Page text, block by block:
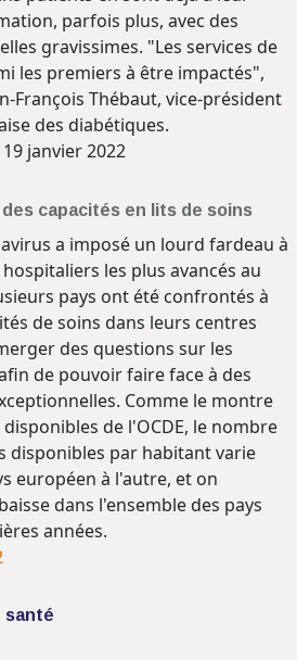
parfois plus, avec des
gravissimes. "Les services de
les premiers à être impactés",
François Thébaut, vice-président
des diabétiques.
janvier 2022
capacités en lits de soins
a imposé un lourd fardeau à
les plus avancés au
pays ont été confrontés à
de soins dans leurs centres
des questions sur les
de pouvoir faire face à des
Comme le montre
de l'OCDE, le nombre
disponibles par habitant varie
européen à l'autre, et on
dans l'ensemble des pays
années.
santé